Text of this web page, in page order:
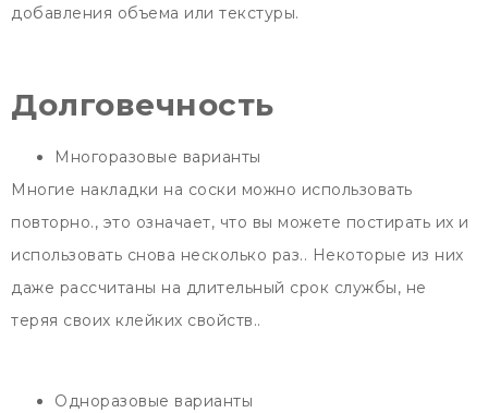
добавления объема или текстуры.
Долговечность
Многоразовые варианты
Многие накладки на соски можно использовать
повторно., это означает, что вы можете постирать их и
использовать снова несколько раз.. Некоторые из них
даже рассчитаны на длительный срок службы, не
теряя своих клейких свойств..
Одноразовые варианты